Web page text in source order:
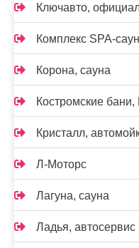
Ключавто,
Комплекс SPA-
Корона, сауна
Костромские
Кристалл,
Л-Моторс
Лагуна, сауна
Ладья, автосервис